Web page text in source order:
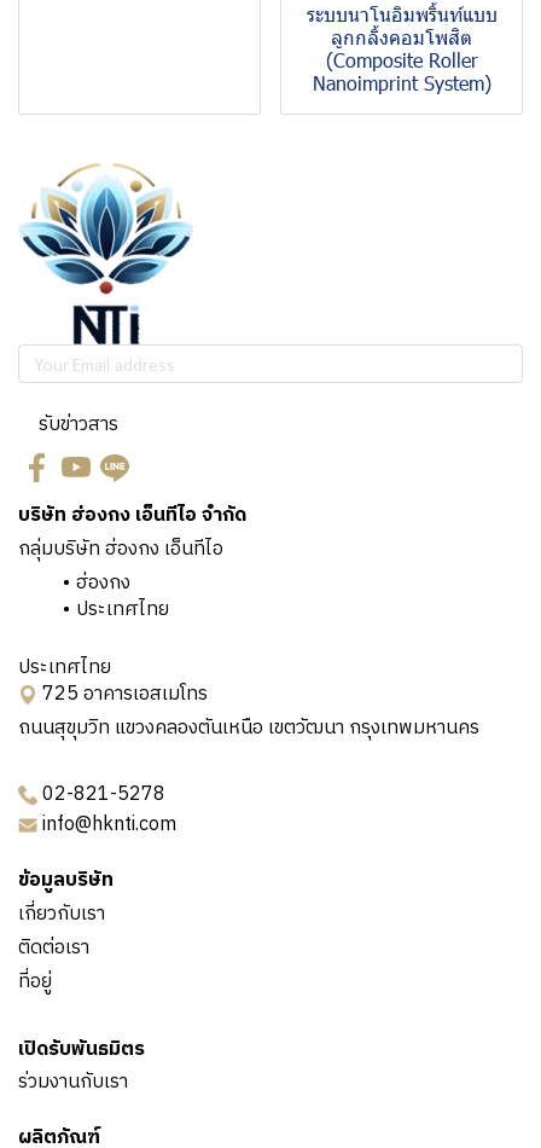
ระบบนาโนอิมพริ้นท์แบบ
ลูกกลิ้งคอมโพสิต
(Composite Roller
Nanoimprint System)
รับข่าวสาร
บริษัท ฮ่องกง เอ็นทีไอ จำกัด
กลุ่มบริษัท ฮ่องกง เอ็นทีไอ
ฮ่องกง
ประเทศไทย
ประเทศไทย
725 อาคารเอสเมโทร
ถนนสุขุมวิท แขวงคลองตันเหนือ เขตวัฒนา กรุงเทพมหานคร
02-821-5278
info@hknti.com
ข้อมูลบริษัท
เกี่ยวกับเรา
ติดต่อเรา
ที่อยู่
เปิดรับพันธมิตร
ร่วมงานกับเรา
ผลิตภัณฑ์